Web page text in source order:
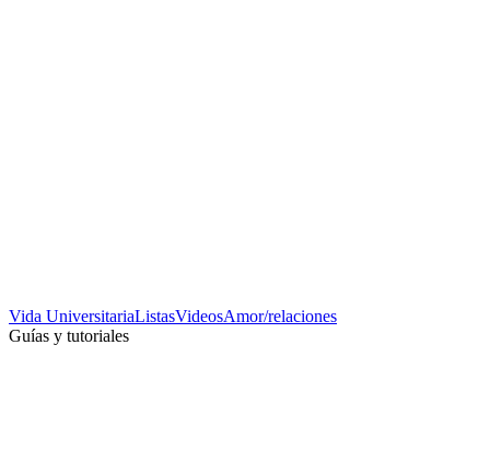
Vida UniversitariaListasVideosAmor/relaciones
Guías y tutoriales